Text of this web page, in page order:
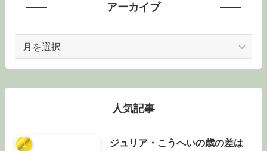
アーカイブ
カ
イ
人気記事
ジュリア・こうへいの歳の差は